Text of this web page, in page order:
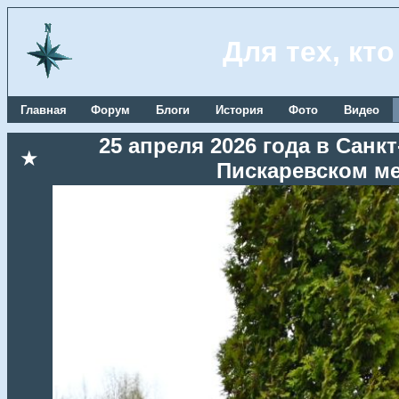
Для тех,
Главная Форум Блоги История Фото Видео
★
25 апреля 2026 года в
Пискаревском